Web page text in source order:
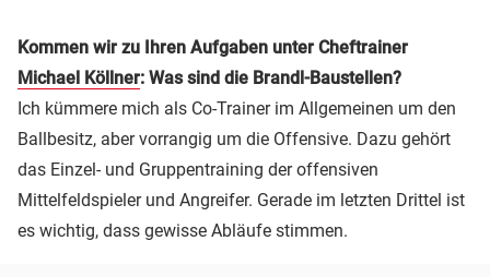
Kommen wir zu Ihren Aufgaben unter Cheftrainer
Michael Köllner: Was sind die Brandl-Baustellen?
Ich kümmere mich als Co-Trainer im Allgemeinen um den
Ballbesitz, aber vorrangig um die Offensive. Dazu gehört
das Einzel- und Gruppentraining der offensiven
Mittelfeldspieler und Angreifer. Gerade im letzten Drittel ist
es wichtig, dass gewisse Abläufe stimmen.